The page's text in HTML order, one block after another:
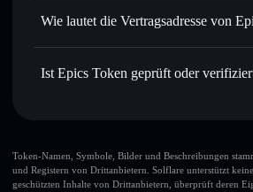
per Durchschnittskosteneffekt in EPCT
Privat senden– übertrage EPCT,
Aggregators
verwahrenden Wallet, in der du deine
kontrollierst
Wie lautet die Vertragsadresse von
Ist Epics Token geprüft oder
Token-Namen, Symbole, Bilder und Beschreibungen
und Registern von Drittanbietern. Solflare unterstützt
geschützten Inhalte von Drittanbietern, überprüft deren